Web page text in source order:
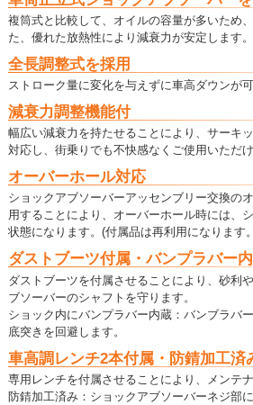
複筒式と比較して、オイルの容量が多いため
た、優れた放熱性により減衰力が安定します。
全長調整式を採用
ストローク量に変化を与えずに車高ダウンが可
減衰力調整機能付
幅広い減衰力を持たせることにより、サーキ
対応し、街乗りでも不快感なくご使用いただけ
オーバーホール対応
ショックアブソーバーアッセンブリー交換の
用することにより、オーバーホール時には、
状態になります。(付属品は再利用になります
ダストブーツ付属・バンプラバー
ダストブーツを付属させることにより、砂利
ブソーバーのシャフトを守ります。
ショック内にバンプラバー内蔵：バンブラバ
底突きを回避します。
車高調レンチ2本付属・防錆加工済
専用レンチを付属させることにより、メンテ
防錆加工済み：ショックアブソーバーネジ部